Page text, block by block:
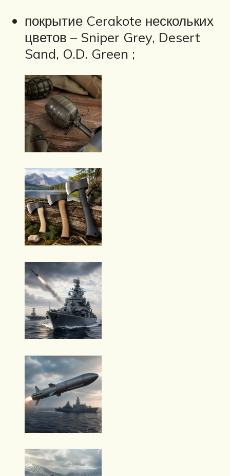
покрытие Cerakote нескольких
цветов – Sniper Grey, Desert
Sand, O.D. Green ;